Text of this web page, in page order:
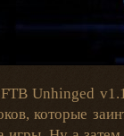
Unhinged
которые